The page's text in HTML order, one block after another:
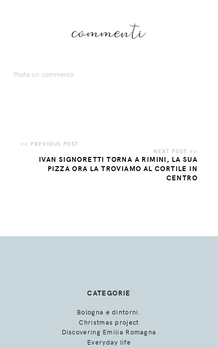
commenti
Posta un commento
IVAN SIGNORETTI TORNA A RIMINI, LA SUA
PIZZA ORA LA TROVIAMO AL CORTILE IN
CENTRO
CATEGORIE
Bologna e dintorni.
Christmas project
Discovering Emilia Romagna
Everyday life